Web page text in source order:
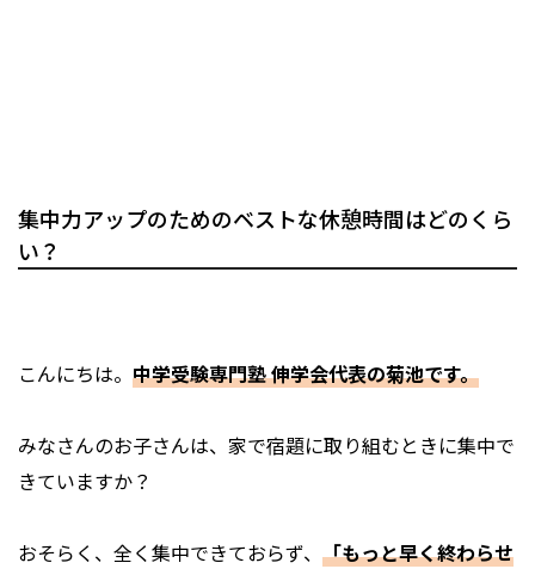
集中力アップのためのベストな休憩時間はどのくら
い？
こんにちは。 中学受験専門塾 伸学会代表の菊池です。
みなさんのお子さんは、家で宿題に取り組むときに集中で
きていますか？
おそらく、全く集中できておらず、 「もっと早く終わらせ